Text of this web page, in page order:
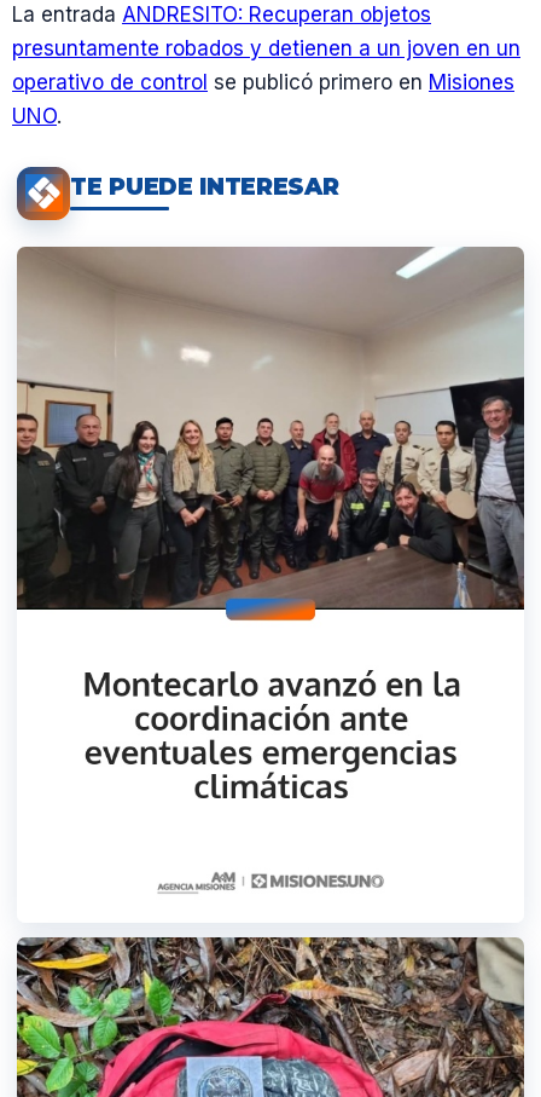
La entrada ANDRESITO: Recuperan objetos
presuntamente robados y detienen a un joven en un
operativo de control se publicó primero en Misiones
UNO.
TE PUEDE INTERESAR